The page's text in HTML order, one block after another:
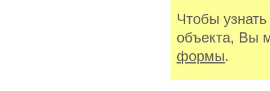
Чтобы
объекта, Вы
формы.